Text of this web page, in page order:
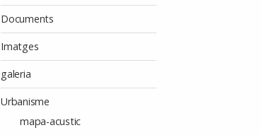
Documents
Imatges
galeria
Urbanisme
mapa-acustic